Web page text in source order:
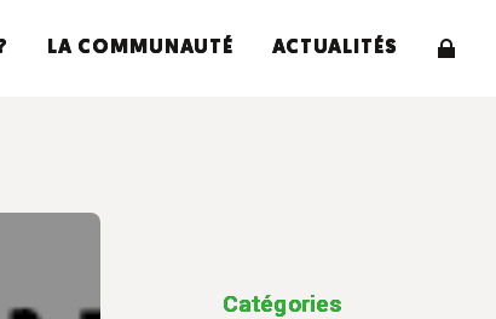
LA COMMUNAUTÉ ACTUALITÉS
Catégories